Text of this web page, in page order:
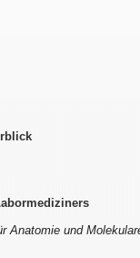
Anatomie und